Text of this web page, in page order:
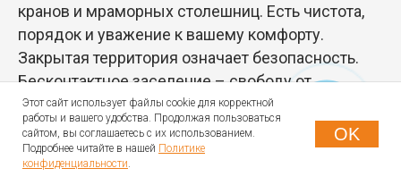
кранов и мраморных столешниц. Есть чистота,
порядок и уважение к вашему комфорту.
Закрытая территория означает безопасность.
Бесконтактное заселение – свободу от
графиков.
Вы арендуете жильё посуточно не для того,
чтобы произвести впечатление на соседей. А
Этот сайт использует файлы cookie для корректной
работы и вашего удобства. Продолжая пользоваться
сайтом, вы соглашаетесь с их использованием.
Подробнее читайте в нашей Политике
конфиденциальности.
OK